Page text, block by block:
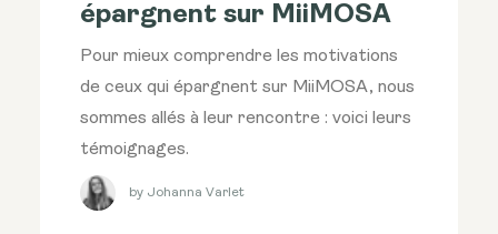
épargnent sur MiiMOSA
Pour mieux comprendre les motivations
de ceux qui épargnent sur MiiMOSA, nous
sommes allés à leur rencontre : voici leurs
témoignages.
by Johanna Varlet